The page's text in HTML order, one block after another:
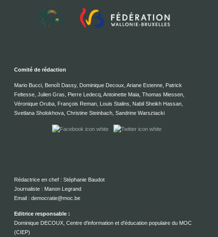
Comité de rédaction
Mario Bucci, Benoît Dassy, Dominique Decoux, Ariane Estenne, Patrick
Feltesse, Julien Gras, Pierre Ledecq, Antoinette Maia, Thomas Miessen,
Véronique Oruba, François Reman, Louis Stalins, Nabil Sheikh Hassan,
Svetlana Sholokhova, Christine Steinbach, Sandrine Warsztacki
Rédactrice en chef : Stéphanie Baudot
Journaliste : Manon Legrand
Email : democratie@moc.be
Editrice responsable :
Dominique DECOUX, Centre d'information et d'éducation populaire du MOC
(CIEP)